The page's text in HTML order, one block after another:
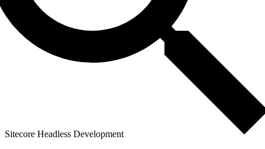
Sitecore Headless Development